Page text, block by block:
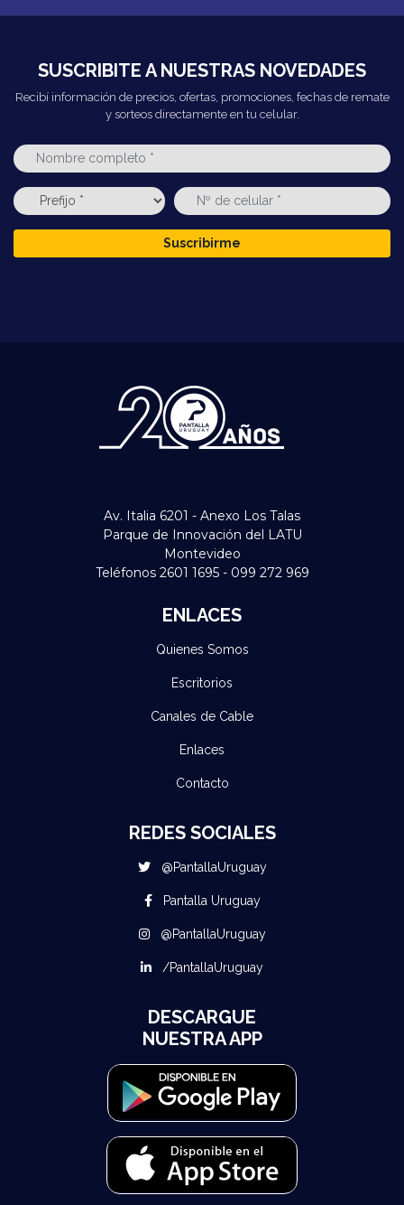
SUSCRIBITE A NUESTRAS NOVEDADES
Recibí información de precios, ofertas, promociones, fechas de remate
y sorteos directamente en tu celular.
Suscribirme
Av. Italia 6201 - Anexo Los Talas
Parque de Innovación del LATU
Montevideo
Teléfonos 2601 1695 - 099 272 969
ENLACES
Quienes Somos
Escritorios
Canales de Cable
Enlaces
Contacto
REDES SOCIALES
@PantallaUruguay
Pantalla Uruguay
@PantallaUruguay
/PantallaUruguay
DESCARGUE
NUESTRA APP